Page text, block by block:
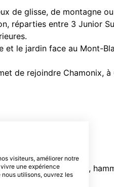
de glisse, de montagne
réparties entre 3 Junior
et le jardin face au Mont-
de rejoindre Chamonix, à
chauffée, sauna,
visiteurs, améliorer notre
une expérience
utilisons, ouvrez les